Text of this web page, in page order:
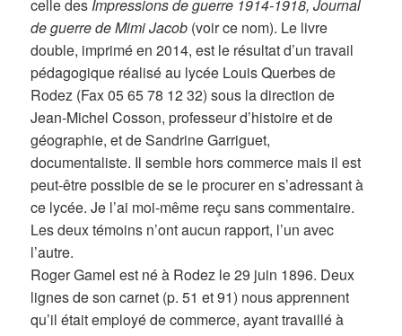
celle des Impressions de guerre 1914-1918, Journal
de guerre de Mimi Jacob (voir ce nom). Le livre
double, imprimé en 2014, est le résultat d’un travail
pédagogique réalisé au lycée Louis Querbes de
Rodez (Fax 05 65 78 12 32) sous la direction de
Jean-Michel Cosson, professeur d’histoire et de
géographie, et de Sandrine Garriguet,
documentaliste. Il semble hors commerce mais il est
peut-être possible de se le procurer en s’adressant à
ce lycée. Je l’ai moi-même reçu sans commentaire.
Les deux témoins n’ont aucun rapport, l’un avec
l’autre.
Roger Gamel est né à Rodez le 29 juin 1896. Deux
lignes de son carnet (p. 51 et 91) nous apprennent
qu’il était employé de commerce, ayant travaillé à